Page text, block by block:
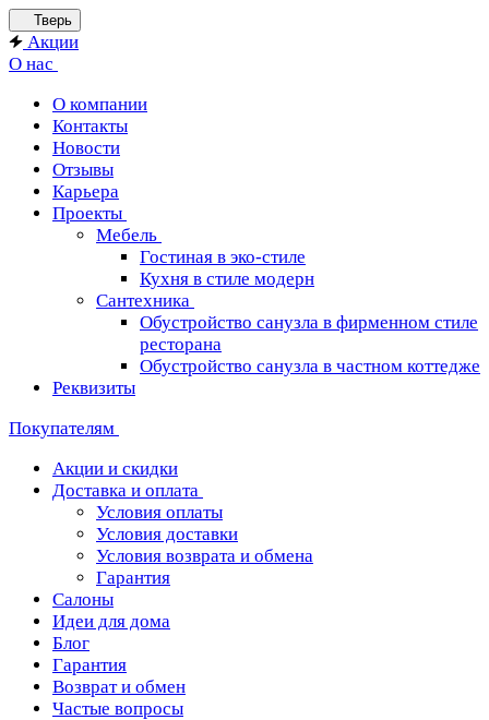
Тверь
Акции
О нас
О компании
Контакты
Новости
Отзывы
Карьера
Проекты
Мебель
Гостиная в эко-стиле
Кухня в стиле модерн
Сантехника
Обустройство санузла в фирменном стиле
ресторана
Обустройство санузла в частном коттедже
Реквизиты
Покупателям
Акции и скидки
Доставка и оплата
Условия оплаты
Условия доставки
Условия возврата и обмена
Гарантия
Салоны
Идеи для дома
Блог
Гарантия
Возврат и обмен
Частые вопросы